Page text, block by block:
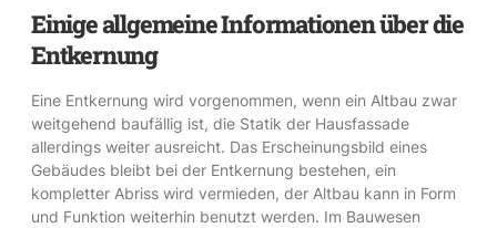
Einige allgemeine Informationen über die
Entkernung
Eine Entkernung wird vorgenommen, wenn ein Altbau zwar
weitgehend baufällig ist, die Statik der Hausfassade
allerdings weiter ausreicht. Das Erscheinungsbild eines
Gebäudes bleibt bei der Entkernung bestehen, ein
kompletter Abriss wird vermieden, der Altbau kann in Form
und Funktion weiterhin benutzt werden. Im Bauwesen